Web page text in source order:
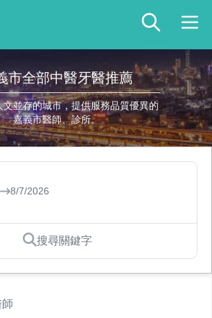
市全部中醫牙醫推薦
文並存的城市，提供服務品質優異的
嘉義市醫師、診所。
8/7/2026
搜尋關鍵字